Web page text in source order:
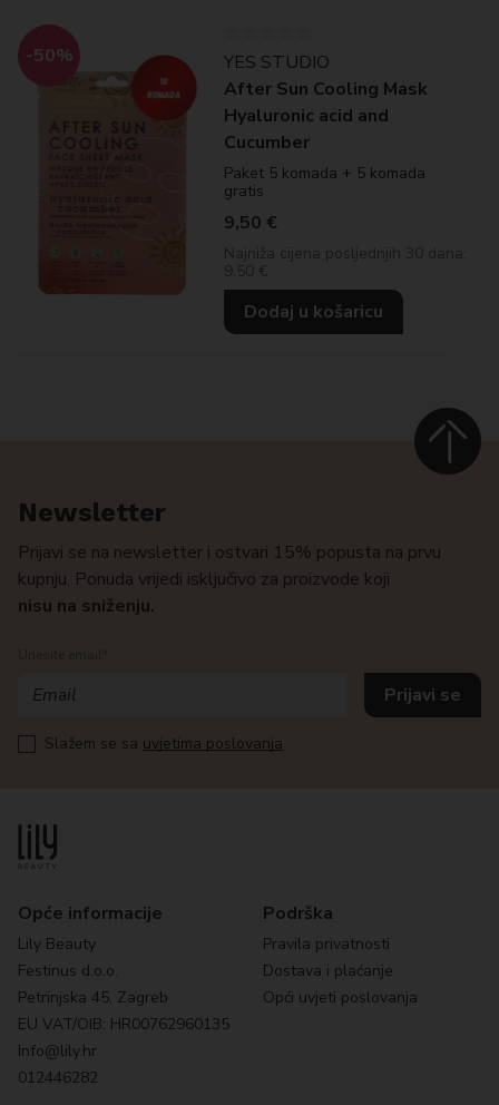
-50%
YES STUDIO
After Sun Cooling Mask
Hyaluronic acid and
Cucumber
Paket 5 komada + 5 komada
gratis
9,50 €
Najniža cijena posljednjih 30 dana:
9.50 €
Dodaj u košaricu
Opće informacije
Lily Beauty
Festinus d.o.o.
Petrinjska 45, Zagreb
EU VAT/OIB: HR00762960135
Info@lily.hr
012446282
Podrška
Pravila privatnosti
Dostava i plaćanje
Opći uvjeti poslovanja
Newsletter
Prijavi se na newsletter i ostvari 15% popusta na prvu
kupnju. Ponuda vrijedi isključivo za proizvode koji
nisu na sniženju.
Slažem se sa uvjetima poslovanja